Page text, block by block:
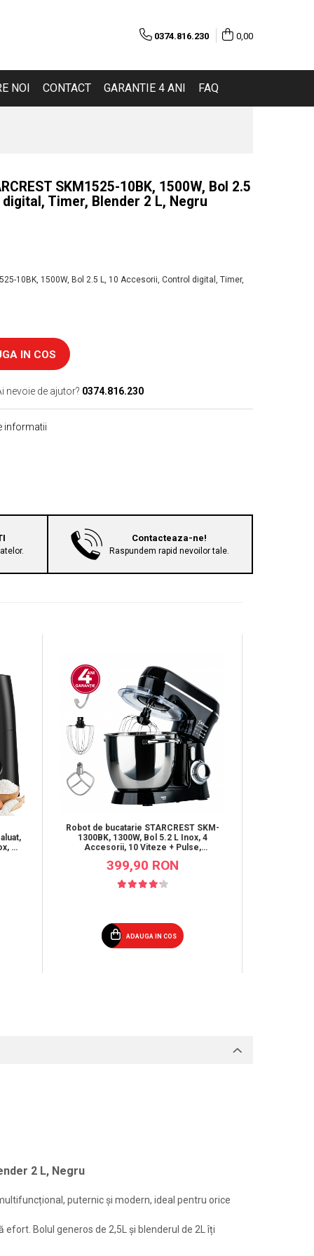
0374.816.230 0,00
NOI CONTACT GARANTIE 4 ANI FAQ
SKM1525-10BK, 1500W, Bol 2.5
Timer, Blender 2 L, Negru
10BK, 1500W, Bol 2.5 L, 10 Accesorii, Control digital, Timer,
IN COS
nevoie de ajutor? 0374.816.230
informatii
Contacteaza-ne!
Raspundem rapid nevoilor tale.
8
Robot de bucatarie STARCREST SKM-
1300BK, 1300W, Bol 5.2 L Inox, 4
Accesorii, 10 Viteze + Pulse,
399,90 RON
ADAUGA IN COS
2 L, Negru
puternic și modern, ideal pentru orice
Bolul generos de 2,5L și blenderul de 2L îți